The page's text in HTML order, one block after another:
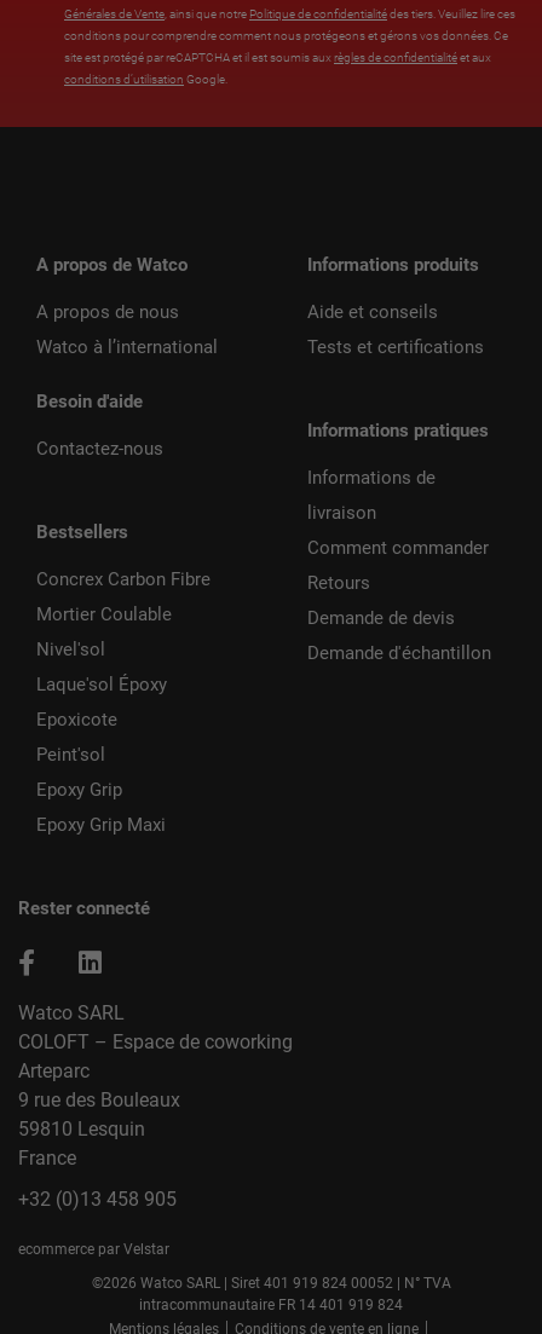
Générales de Vente , ainsi que notre Politique de confidentialitédes tiers. Veuillez lire ces
conditions pour comprendre comment nous protégeons et gérons vos données. Ce
site est protégé par reCAPTCHA et il est soumis aux règles de confidentialitéet aux
conditions d’utilisation Google.
A propos de Watco
A propos de nous
Watco à l’international
Besoin d'aide
Contactez-nous
Bestsellers
Concrex Carbon Fibre
Mortier Coulable
Nivel'sol
Laque'sol Époxy
Epoxicote
Peint'sol
Epoxy Grip
Epoxy Grip Maxi
Informations produits
Aide et conseils
Tests et certifications
Informations pratiques
Informations de
livraison
Comment commander
Retours
Demande de devis
Demande d'échantillon
Rester connecté
Watco SARL
COLOFT – Espace de coworking
Arteparc
9 rue des Bouleaux
59810 Lesquin
France
+32 (0)13 458 905
ecommerce par Velstar
©2026 Watco SARL | Siret 401 919 824 00052 | N° TVA
intracommunautaire FR 14 401 919 824
Mentions légales | Conditions de vente en ligne |